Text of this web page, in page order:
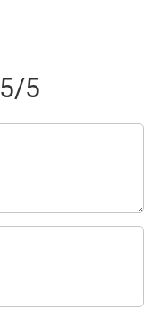
5/5